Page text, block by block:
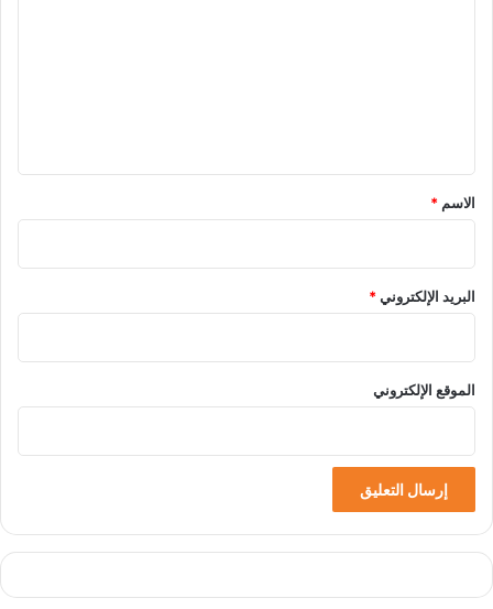
*
الاسم *
البريد الإلكتروني*
الموقع الإلكتروني